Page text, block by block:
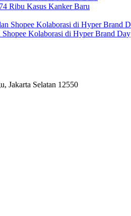
Ribu Kasus Kanker Baru
Kolaborasi di Hyper Brand Day
Jakarta Selatan 12550